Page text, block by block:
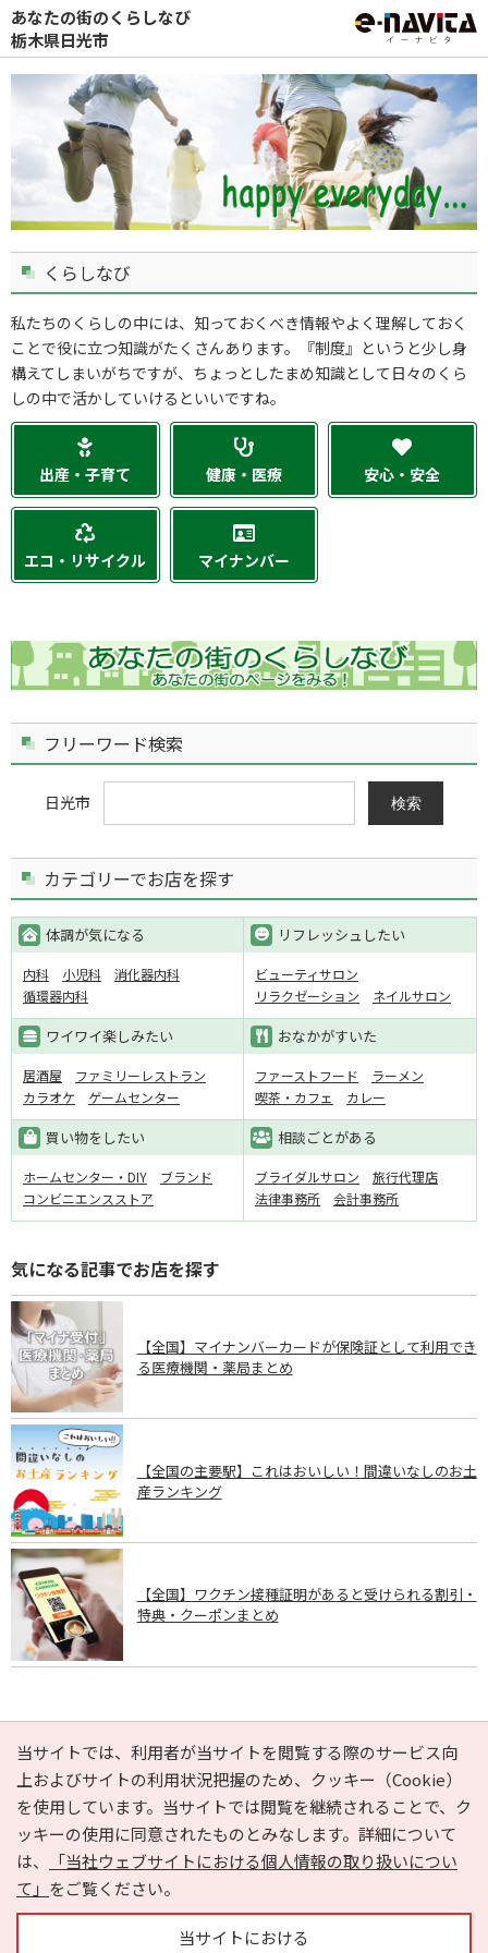
あなたの街のくらしなび
栃木県日光市
くらしなび
私たちのくらしの中には、知っておくべき情報やよく理解しておく
ことで役に立つ知識がたくさんあります。『制度』というと少し身
構えてしまいがちですが、ちょっとしたまめ知識として日々のくら
しの中で活かしていけるといいですね。
出産・子育て 健康・医療 安心・安全
エコ・リサイクル マイナンバー
フリーワード検索
日光市 検索
カテゴリーでお店を探す
体調が気になる
内科 小児科
消化器内科
循環器内科
リフレッシュしたい
ビューティサロン
リラクゼーション
ネイルサロン
ワイワイ楽しみたい
居酒屋
ファミリーレストラン
カラオケ
ゲームセンター
おなかがすいた
ファーストフード
ラーメン
喫茶・カフェ
カレー
買い物をしたい
ホームセンター・DIY
ブランド
コンビニエンスストア
相談ごとがある
ブライダルサロン
旅行代理店
法律事務所
会計事務所
気になる記事でお店を探す
【全国】マイナンバーカードが保険証として利用でき
る医療機関・薬局まとめ
【全国の主要駅】これはおいしい！間違いなしのお土
産ランキング
【全国】ワクチン接種証明があると受けられる割引・
特典・クーポンまとめ
PAGE TOP
当サイトでは、利用者が当サイトを閲覧する際のサービス向
上およびサイトの利用状況把握のため、クッキー（Cookie）
を使用しています。当サイトでは閲覧を継続されることで、ク
ッキーの使用に同意されたものとみなします。詳細について
は、
「当社ウェブサイトにおける個人情報の取り扱いについ
て」 をご覧ください。
当サイトにおける
e-NAVITA（イーナビタ）とは？ お気に入り
ヘルプ
利用規約
個人情報の取り扱いについて
運営会社
サイトマップ
広告掲載に関するお問い合わせ